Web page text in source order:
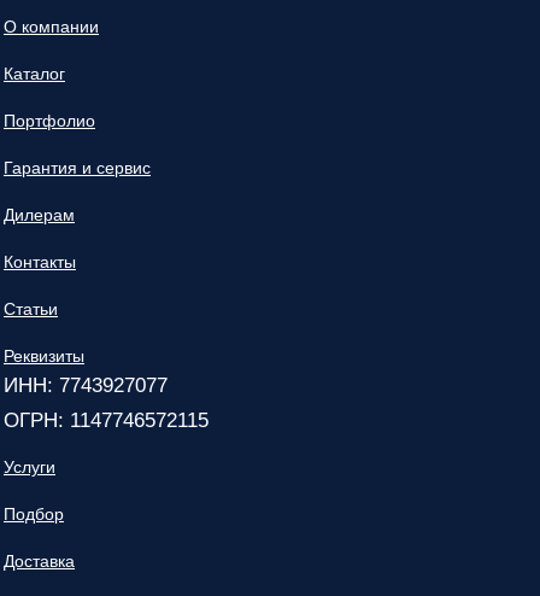
О компании
Каталог
Портфолио
Гарантия и сервис
Дилерам
Контакты
Статьи
Реквизиты
ИНН: 7743927077
ОГРН: 1147746572115
Услуги
Подбор
Доставка